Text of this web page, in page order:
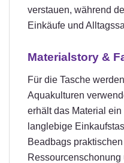
verstauen, während
Einkäufe und
Materialstory &
Für die Tasche
Aquakulturen
erhält das Material
langlebige
Beadbags